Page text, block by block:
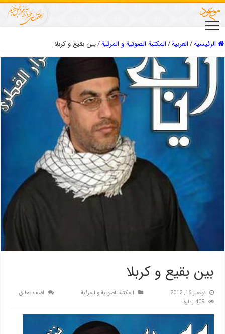
الرئيسية/العربیة/المكتبة الصوتية و المرئية/بین بقیع و کربلا
بین بقیع و کربلا
نوفمبر 16, 2012 المكتبة الصوتية و المرئية
اضف تعليق
409 زيارة